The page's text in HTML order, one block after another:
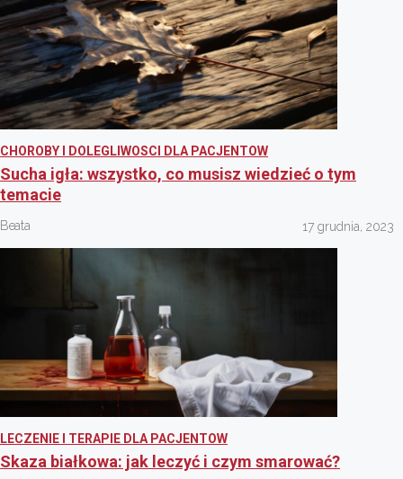
CHOROBY I DOLEGLIWOSCI DLA PACJENTOW
Sucha igła: wszystko, co musisz wiedzieć o tym
temacie
Beata 17 grudnia, 2023
LECZENIE I TERAPIE DLA PACJENTOW
Skaza białkowa: jak leczyć i czym smarować?